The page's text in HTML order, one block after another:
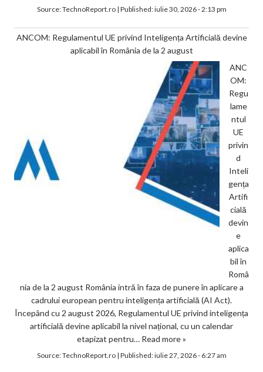
Source:TechnoReport.ro| Published:iulie 30, 2026 - 2:13 pm
ANCOM: Regulamentul UE privind Inteligența Artificială devine
aplicabil în România de la 2 august
ANC
OM:
Regu
lame
ntul
UE
privin
d
Inteli
gența
Artifi
cială
devin
e
aplica
bil în
Româ
nia de la 2 august România intră în faza de punere în aplicare a
cadrului european pentru inteligența artificială (AI Act).
Începând cu 2 august 2026, Regulamentul UE privind inteligența
artificială devine aplicabil la nivel național, cu un calendar
etapizat pentru… Read more »
Source:TechnoReport.ro| Published:iulie 27, 2026 - 6:27 am